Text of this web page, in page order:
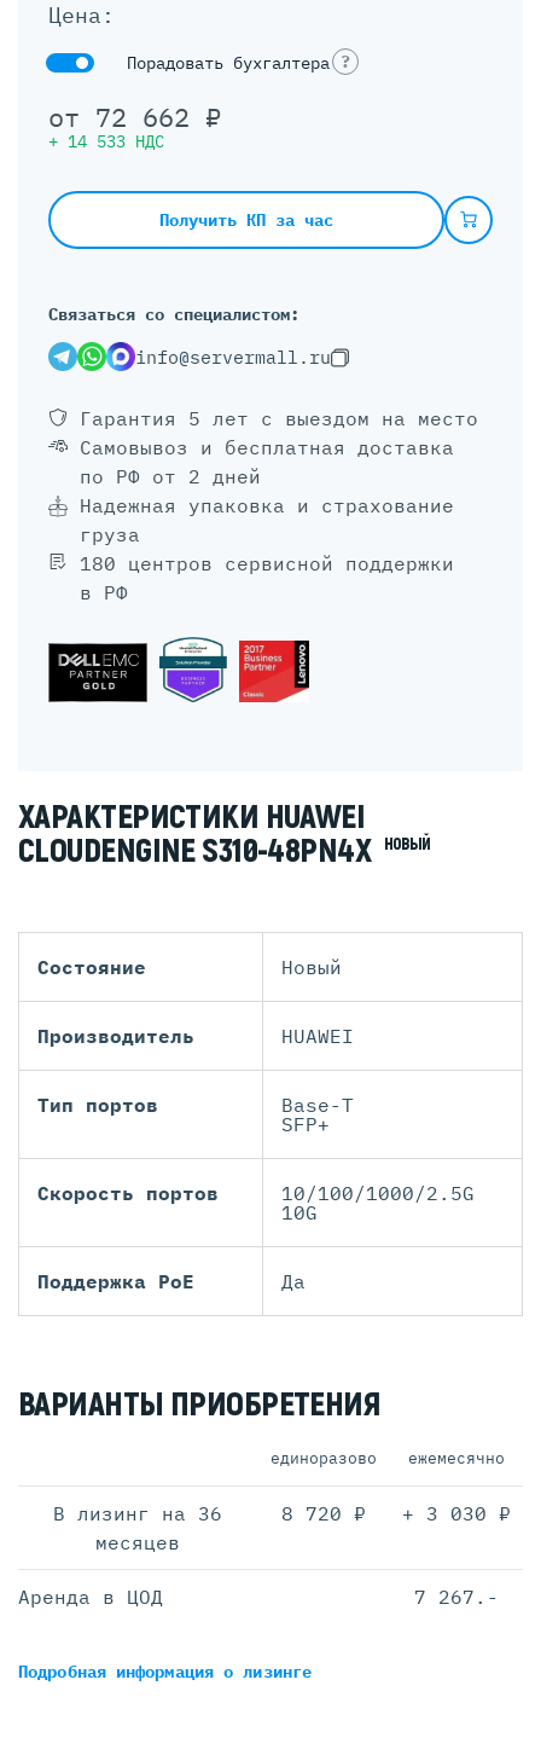
Цена:
Порадовать бухгалтера ?
от 72 662 ₽
+ 14 533 НДС
Получить КП за час
Связаться со специалистом:
info@servermall.ru
Гарантия 5 лет с выездом на место
Самовывоз и бесплатная доставка
по РФ от 2 дней
Надежная упаковка и страхование
груза
180 центров сервисной поддержки
в РФ
ХАРАКТЕРИСТИКИ HUAWEI
CLOUDENGINE S310-48PN4X
НОВЫЙ
Состояние Новый
Производитель HUAWEI
Тип портов
Base-T
SFP+
Скорость портов
10/100/1000/2.5G
10G
Поддержка PoE Да
ВАРИАНТЫ ПРИОБРЕТЕНИЯ
единоразово ежемесячно
В лизинг на 36
месяцев
8 720 ₽ + 3 030 ₽
Аренда в ЦОД 7 267.-
Подробная информацияо лизинге